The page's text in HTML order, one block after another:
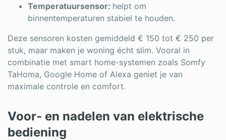
Temperatuursensor: helpt om
binnentemperaturen stabiel te houden.
Deze sensoren kosten gemiddeld € 150 tot € 250 per
stuk, maar maken je woning écht slim. Vooral in
combinatie met smart home-systemen zoals Somfy
TaHoma, Google Home of Alexa geniet je van
maximale controle en comfort.
Voor- en nadelen van elektrische
bediening